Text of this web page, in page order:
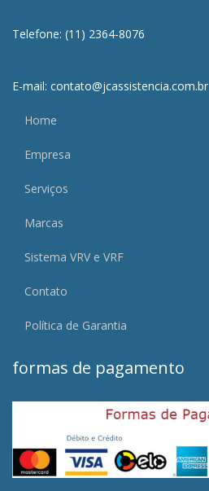
Telefone: (11) 2364-8076
E-mail: contato@jcassistencia.com.br
Home
Empresa
Serviços
Marcas
Sistema VRV e VRF
Contato
Política de Garantia
formas de pagamento